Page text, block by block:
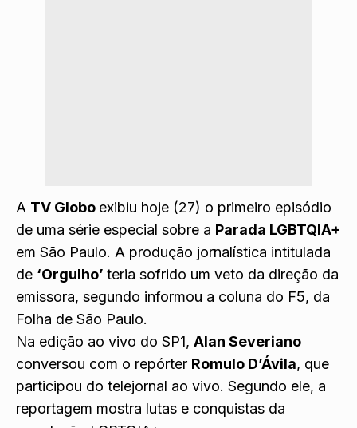
A TV Globo exibiu hoje (27) o primeiro episódio
de uma série especial sobre a Parada LGBTQIA+
em São Paulo. A produção jornalística intitulada
de ‘Orgulho’ teria sofrido um veto da direção da
emissora, segundo informou a coluna do F5, da
Folha de São Paulo.
Na edição ao vivo do SP1,Alan Severiano
conversou com o repórter Romulo D’Ávila, que
participou do telejornal ao vivo. Segundo ele, a
reportagem mostra lutas e conquistas da